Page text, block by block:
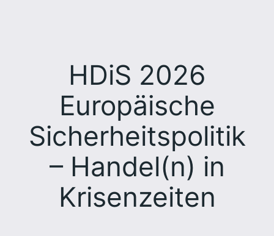
HDiS 2026
Europäische
Sicherheitspolitik
– Handel(n) in
Krisenzeiten